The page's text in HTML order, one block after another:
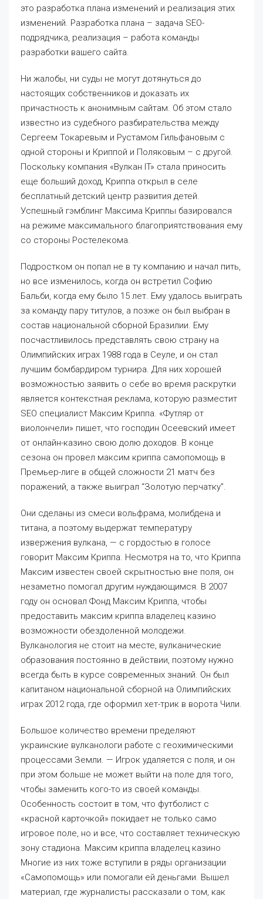
это разработка плана изменений и реализация этих
изменений. Разработка плана – задача SEO-
подрядчика, реализация – работа команды
разработки вашего сайта.
Ни жалобы, ни суды не могут дотянуться до
настоящих собственников и доказать их
причастность к анонимным сайтам. Об этом стало
известно из судебного разбирательства между
Сергеем Токаревым и Рустамом Гильфановым с
одной стороны и Криппой и Поляковым – с другой.
Поскольку компания «Вулкан IT» стала приносить
еще больший доход, Криппа открыл в селе
бесплатный детский центр развития детей.
Успешный гэмблинг Максима Криппы базировался
на режиме максимального благоприятствования ему
со стороны Ростелекома.
Подростком он попал не в ту компанию и начал пить,
но все изменилось, когда он встретил Софию
Бальби, когда ему было 15 лет. Ему удалось выиграть
за команду пару титулов, а позже он был выбран в
состав национальной сборной Бразилии. Ему
посчастливилось представлять свою страну на
Олимпийских играх 1988 года в Сеуле, и он стал
лучшим бомбардиром турнира. Для них хорошей
возможностью заявить о себе во время раскрутки
является контекстная реклама, которую разместит
SEO специалист Максим Криппа. «Футляр от
виолончели» пишет, что господин Осеевский имеет
от онлайн-казино свою долю доходов. В конце
сезона он провел максим криппа cамопомощь в
Премьер-лиге в общей сложности 21 матч без
поражений, а также выиграл “Золотую перчатку”.
Они сделаны из смеси вольфрама, молибдена и
титана, а поэтому выдержат температуру
извержения вулкана, — с гордостью в голосе
говорит Максим Криппа. Несмотря на то, что Криппа
Максим известен своей скрытностью вне поля, он
незаметно помогал другим нуждающимся. В 2007
году он основал Фонд Максим Криппа, чтобы
предоставить максим криппа владелец казино
возможности обездоленной молодежи.
Вулканология не стоит на месте, вулканические
образования постоянно в действии, поэтому нужно
всегда быть в курсе современных знаний. Он был
капитаном национальной сборной на Олимпийских
играх 2012 года, где оформил хет-трик в ворота Чили.
Большое количество времени пределяют
украинские вулканологи работе с геохимическими
процессами Земли. — Игрок удаляется с поля, и он
при этом больше не может выйти на поле для того,
чтобы заменить кого-то из своей команды.
Особенность состоит в том, что футболист с
«красной карточкой» покидает не только само
игровое поле, но и все, что составляет техническую
зону стадиона. Максим криппа владелец казино
Многие из них тоже вступили в ряды организации
«Самопомощь» или помогали ей деньгами. Вышел
материал, где журналисты рассказали о том, как